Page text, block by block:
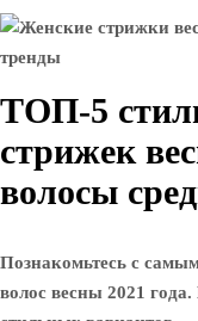
ТОП-5
стрижек
волосы
Познакомьтесь с
волос весны 2021